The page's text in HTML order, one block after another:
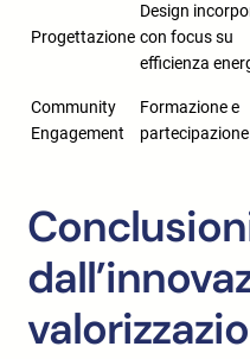
Progettazione
Design
con focus su
efficienza
Community
Engagement
Formazione e